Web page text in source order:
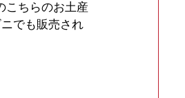
こちらのお土産
でも販売され